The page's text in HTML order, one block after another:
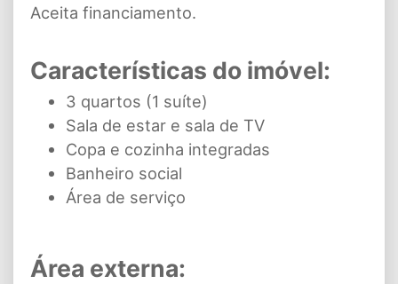
Aceita financiamento.
Características do imóvel:
3 quartos (1 suíte)
Sala de estar e sala de TV
Copa e cozinha integradas
Banheiro social
Área de serviço
Área externa: